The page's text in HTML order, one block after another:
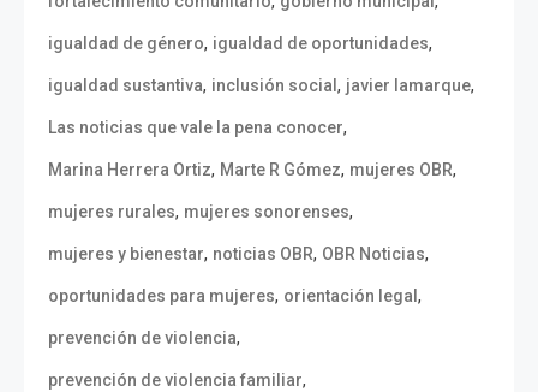
igualdad de género, igualdad de oportunidades,
igualdad sustantiva, inclusión social , javier lamarque,
Las noticias que vale la pena conocer,
Marina Herrera Ortiz, Marte R Gómez, mujeres OBR,
mujeres rurales, mujeres sonorenses,
mujeres y bienestar, noticias OBR, OBR Noticias,
oportunidades para mujeres, orientación legal ,
prevención de violencia,
prevención de violencia familiar,